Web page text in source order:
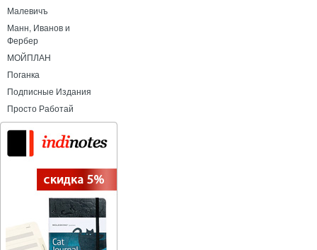
Малевичъ
Манн, Иванов и
Фербер
МОЙПЛАН
Поганка
Подписные Издания
Просто Работай